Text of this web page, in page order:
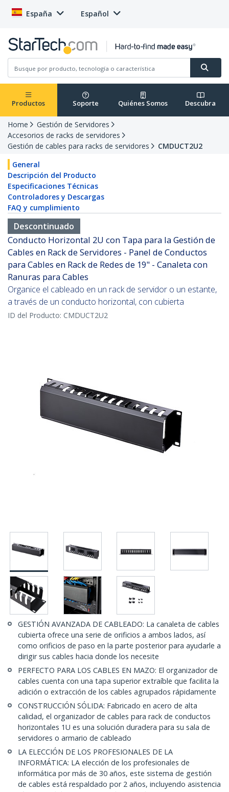
España Español
Productos Soporte Quiénes Somos Descubra
Home
Gestión de Servidores
Accesorios de racks de servidores
Gestión de cables para racks de servidores
CMDUCT2U2
General
Descripción del Producto
Especificaciones Técnicas
Controladores y Descargas
FAQ y cumplimiento
Descontinuado
Conducto Horizontal 2U con Tapa para la Gestión de
Cables en Rack de Servidores - Panel de Conductos
para Cables en Rack de Redes de 19" - Canaleta con
Ranuras para Cables
Organice el cableado en un rack de servidor o un estante,
a través de un conducto horizontal, con cubierta
ID del Producto: CMDUCT2U2
GESTIÓN AVANZADA DE CABLEADO: La canaleta de cables
cubierta ofrece una serie de orificios a ambos lados, así
como orificios de paso en la parte posterior para ayudarle a
dirigir sus cables hacia donde los necesite
PERFECTO PARA LOS CABLES EN MAZO: El organizador de
cables cuenta con una tapa superior extraíble que facilita la
adición o extracción de los cables agrupados rápidamente
CONSTRUCCIÓN SÓLIDA: Fabricado en acero de alta
calidad, el organizador de cables para rack de conductos
horizontales 1U es una solución duradera para su sala de
servidores o armario de cableado
LA ELECCIÓN DE LOS PROFESIONALES DE LA
INFORMÁTICA: LA elección de los profesionales de
informática por más de 30 años, este sistema de gestión
de cables está respaldado por 2 años, incluyendo asistencia